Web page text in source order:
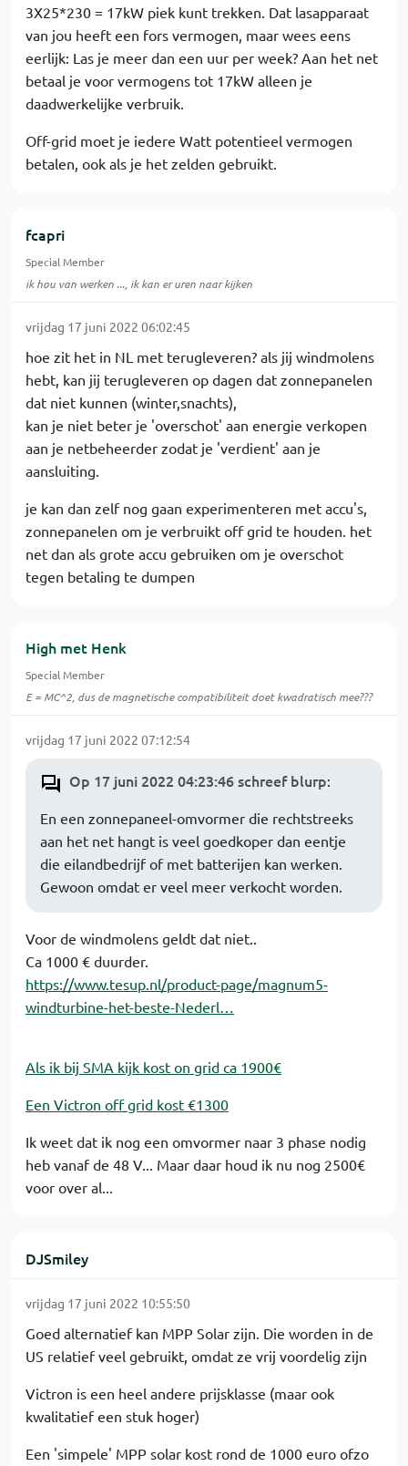
3X25*230 = 17kW piek kunt trekken. Dat lasapparaat
van jou heeft een fors vermogen, maar wees eens
eerlijk: Las je meer dan een uur per week? Aan het net
betaal je voor vermogens tot 17kW alleen je
daadwerkelijke verbruik.
Off-grid moet je iedere Watt potentieel vermogen
betalen, ook als je het zelden gebruikt.
fcapri
Special Member
ik hou van werken ..., ik kan er uren naar kijken
vrijdag 17 juni 2022 06:02:45
hoe zit het in NL met terugleveren? als jij windmolens
hebt, kan jij terugleveren op dagen dat zonnepanelen
dat niet kunnen (winter,snachts),
kan je niet beter je 'overschot' aan energie verkopen
aan je netbeheerder zodat je 'verdient' aan je
aansluiting.
je kan dan zelf nog gaan experimenteren met accu's,
zonnepanelen om je verbruikt off grid te houden. het
net dan als grote accu gebruiken om je overschot
tegen betaling te dumpen
High met Henk
Special Member
E = MC^2, dus de magnetische compatibiliteit doet kwadratisch mee???
vrijdag 17 juni 2022 07:12:54
Op 17 juni 2022 04:23:46 schreef blurp:
En een zonnepaneel-omvormer die rechtstreeks
aan het net hangt is veel goedkoper dan eentje
die eilandbedrijf of met batterijen kan werken.
Gewoon omdat er veel meer verkocht worden.
Voor de windmolens geldt dat niet..
Ca 1000 € duurder.
https://www.tesup.nl/product-page/magnum5-
windturbine-het-beste-Nederl…
Als ik bij SMA kijk kost on grid ca 1900€
Een Victron off grid kost €1300
Ik weet dat ik nog een omvormer naar 3 phase nodig
heb vanaf de 48 V... Maar daar houd ik nu nog 2500€
voor over al...
DJSmiley
vrijdag 17 juni 2022 10:55:50
Goed alternatief kan MPP Solar zijn. Die worden in de
US relatief veel gebruikt, omdat ze vrij voordelig zijn
Victron is een heel andere prijsklasse (maar ook
kwalitatief een stuk hoger)
Een 'simpele' MPP solar kost rond de 1000 euro ofzo